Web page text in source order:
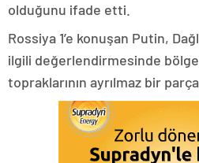
olduğunu ifade etti.
Rossiya 1’e konuşan Putin,
ilgili değerlendirmesinde
topraklarının ayrılmaz bir